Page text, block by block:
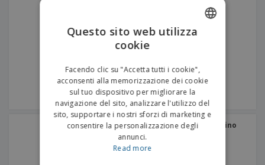
Agitatore di sale cristallino
Questo sito web utilizza
cookie
Facendo clic su "Accetta tutti i cookie",
acconsenti alla memorizzazione dei cookie
sul tuo dispositivo per migliorare la
navigazione del sito, analizzare l'utilizzo del
sito, supportare i nostri sforzi di marketing e
consentire la personalizzazione degli
annunci.
Read more